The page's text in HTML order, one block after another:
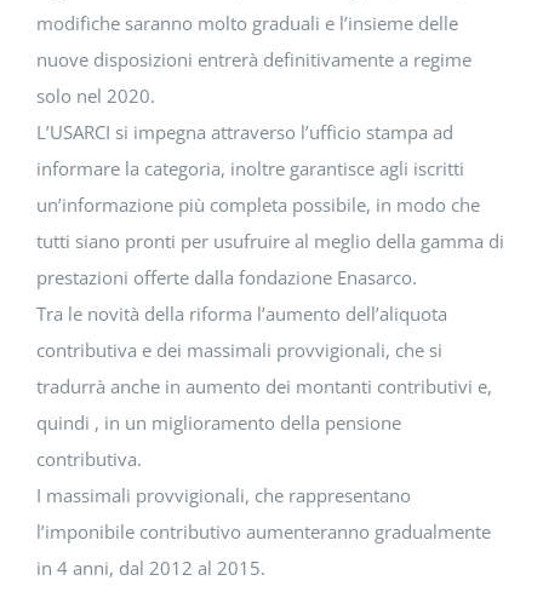
modifiche saranno molto graduali e l’insieme delle
nuove disposizioni entrerà definitivamente a regime
solo nel 2020.
L’USARCI si impegna attraverso l’ufficio stampa ad
informare la categoria, inoltre garantisce agli iscritti
un’informazione più completa possibile, in modo che
tutti siano pronti per usufruire al meglio della gamma di
prestazioni offerte dalla fondazione Enasarco.
Tra le novità della riforma l’aumento dell’aliquota
contributiva e dei massimali provvigionali, che si
tradurrà anche in aumento dei montanti contributivi e,
quindi , in un miglioramento della pensione
contributiva.
I massimali provvigionali, che rappresentano
l’imponibile contributivo aumenteranno gradualmente
in 4 anni, dal 2012 al 2015.